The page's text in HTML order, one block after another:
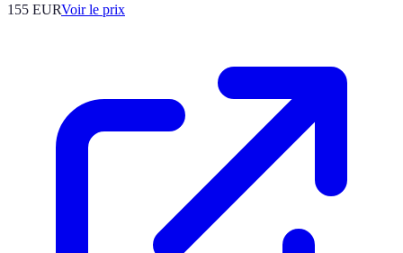
155 EURVoir le prix